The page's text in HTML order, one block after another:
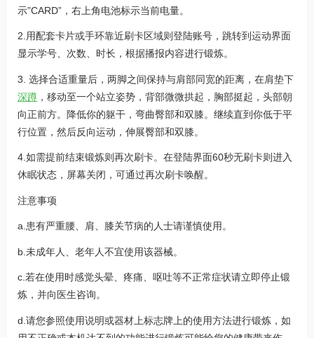
示”CARD”，右上角电池标示当前电量。
2.用配套卡片或手环靠近刷卡区域则登陆账号，跳转到运动界面
显示学号、次数、时长，根据播报内容进行锻炼。
3. 选择合适重量后，两脚之间保持与肩部同宽的距离，在肩垫下
深蹲 ，移动至一个站立姿势，背部微微拱起，胸部挺起，头部朝
向正前方。降低你的躯干，弯曲臀部和双膝。继续直到你低于平
行位置，然后反向运动，伸展臀部和双膝。
4.如需提前结束锻炼则再次刷卡。在登陆界面60秒无刷卡则进入
休眠状态，屏幕关闭，可通过再次刷卡唤醒。
注意事项
a.患有严重腰、肩、膝关节病的人士请谨慎使用。
b.未成年人、老年人不宜使用该器械。
c.若在使用时感觉头晕、疼痛、呕吐等不正常症状请立即停止锻
炼，并向医生咨询。
d.请您参照使用说明或器材上标志牌上的使用方法进行锻炼，如